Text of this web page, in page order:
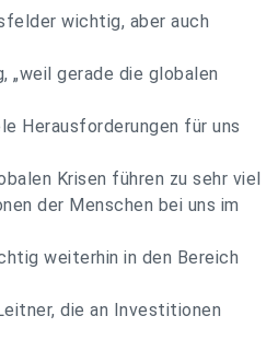
wichtig, aber auch
„weil gerade die globalen
Herausforderungen für uns
Krisen führen zu sehr viel
der Menschen bei uns im
weiterhin in den Bereich
die an Investitionen